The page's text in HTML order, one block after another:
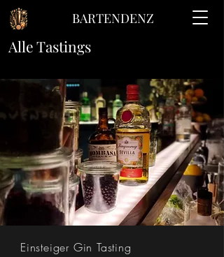
BARTENDENZ
Alle Tastings
Einsteiger Gin Tasting